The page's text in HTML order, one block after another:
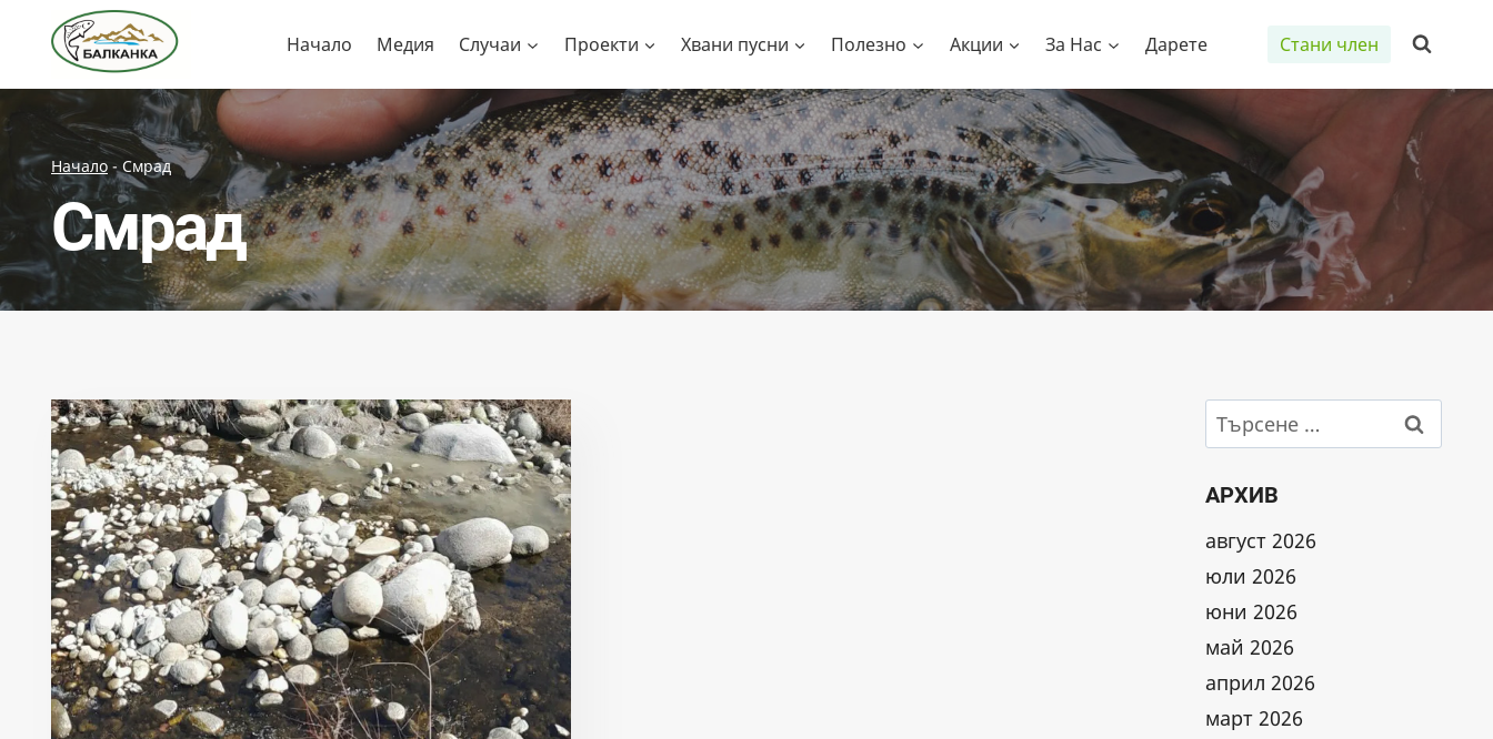
Начало Медия Случаи Проекти Хвани пусни Полезно Акции За Нас Дарете Стани член
Начало -Смрад
Смрад
Търсене
за:
АРХИВ
август 2026
юли 2026
юни 2026
май 2026
април 2026
март 2026